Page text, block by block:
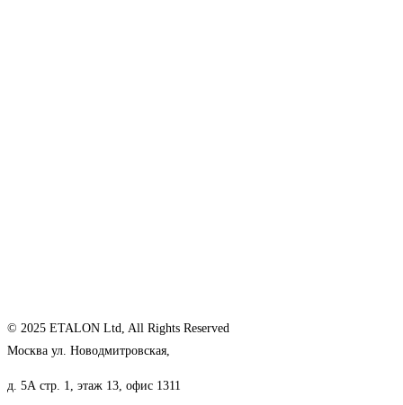
© 2025 ETALON Ltd, All Rights Reserved
Москва ул. Новодмитровская,
д. 5А стр. 1, этаж 13, офис 1311